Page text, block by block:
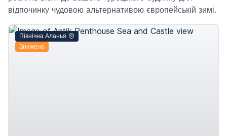
відпочинку чудовою альтернативою європейській зимі.
Північна Аланья
Знижено